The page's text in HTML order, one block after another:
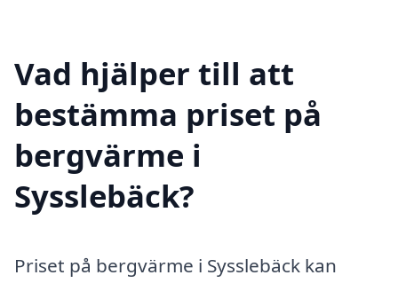
Vad hjälper till att
bestämma priset på
bergvärme i
Sysslebäck?
Priset på bergvärme i Sysslebäck kan